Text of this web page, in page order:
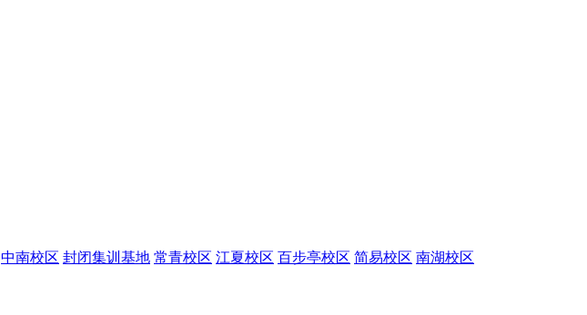
中南校区 封闭集训基地 常青校区 江夏校区 百步亭校区 简易校区 南湖校区